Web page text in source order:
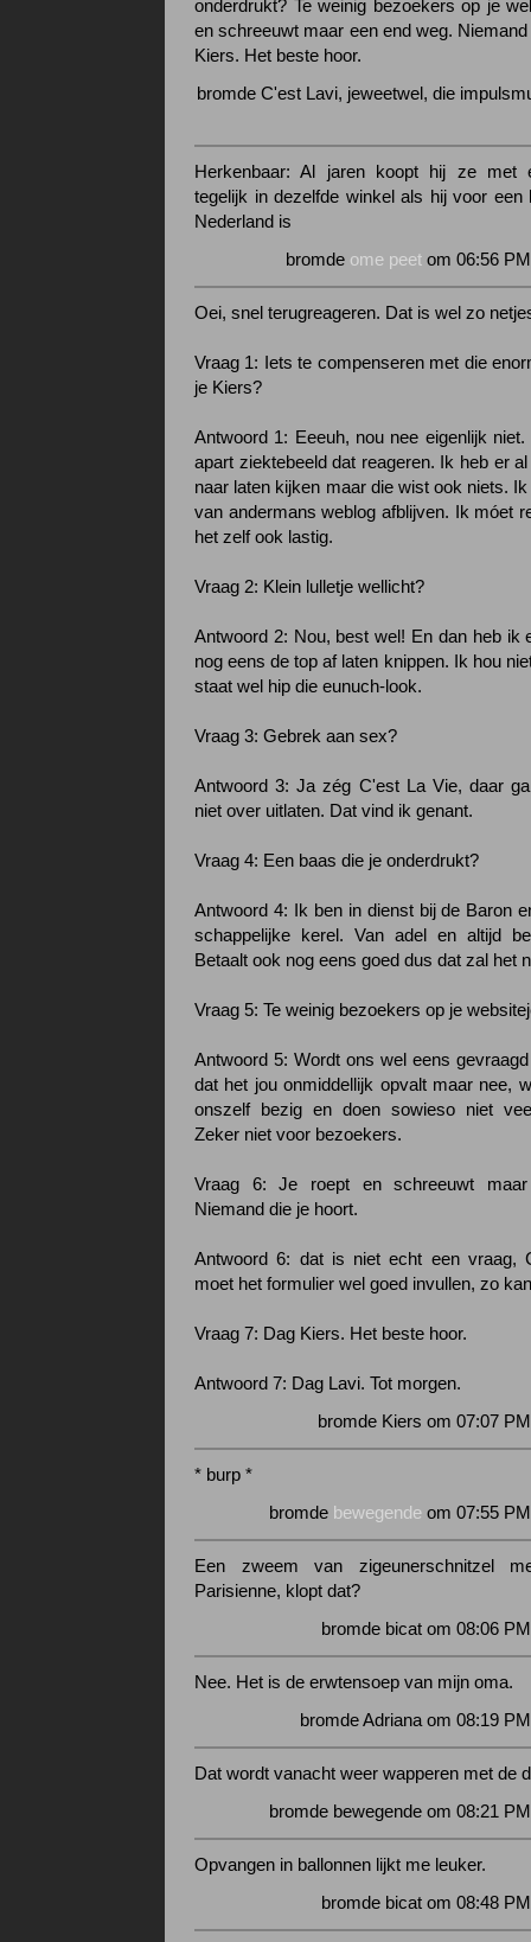
onderdrukt? Te weinig bezoekers op je
en schreeuwt maar een end weg.
Kiers. Het beste hoor.
bromde C'est Lavi, jeweetwel, die
Herkenbaar: Al jaren koopt hij ze met
tegelijk in dezelfde winkel als hij voor een
Nederland is
bromde ome peet om 06:56
Oei, snel terugreageren. Dat is wel zo
Vraag 1: Iets te compenseren met die
je Kiers?
Antwoord 1: Eeeuh, nou nee eigenlijk
apart ziektebeeld dat reageren. Ik heb er
naar laten kijken maar die wist ook niets.
van andermans weblog afblijven. Ik móet
het zelf ook lastig.
Vraag 2: Klein lulletje wellicht?
Antwoord 2: Nou, best wel! En dan heb ik
nog eens de top af laten knippen. Ik hou
staat wel hip die eunuch-look.
Vraag 3: Gebrek aan sex?
Antwoord 3: Ja zég C'est La Vie, daar
niet over uitlaten. Dat vind ik genant.
Vraag 4: Een baas die je onderdrukt?
Antwoord 4: Ik ben in dienst bij de Baron
schappelijke kerel. Van adel en altijd
Betaalt ook nog eens goed dus dat zal het
Vraag 5: Te weinig bezoekers op je
Antwoord 5: Wordt ons wel eens
dat het jou onmiddellijk opvalt maar nee,
onszelf bezig en doen sowieso niet
Zeker niet voor bezoekers.
Vraag 6: Je roept en schreeuwt
Niemand die je hoort.
Antwoord 6: dat is niet echt een vraag,
moet het formulier wel goed invullen, zo
Vraag 7: Dag Kiers. Het beste hoor.
Antwoord 7: Dag Lavi. Tot morgen.
bromde Kiers om 07:07
* burp *
bromde bewegende om 07:55
Een zweem van zigeunerschnitzel
Parisienne, klopt dat?
bromde bicat om 08:06
Nee. Het is de erwtensoep van mijn oma.
bromde Adriana om 08:19
Dat wordt vanacht weer wapperen met de
bromde bewegende om 08:21
Opvangen in ballonnen lijkt me leuker.
bromde bicat om 08:48